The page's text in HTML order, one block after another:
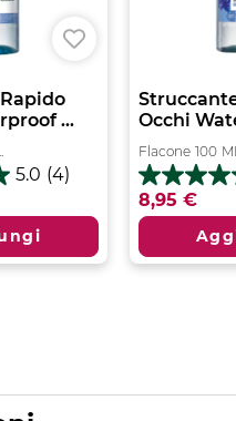
...
5.0 (4)
Occhi
Flacone 100 ML.
5.0
su
5
1
8,95 €